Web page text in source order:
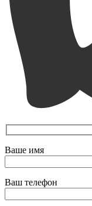
Ваше имя
Ваш телефон